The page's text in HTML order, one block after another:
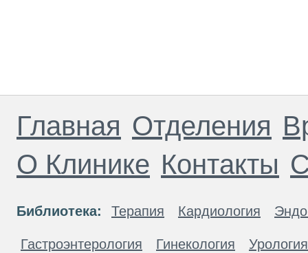
Главная Отделения
О Клинике Контакты
Библиотека: Терапия Кардиология
Гастроэнтерология Гинекология Урология